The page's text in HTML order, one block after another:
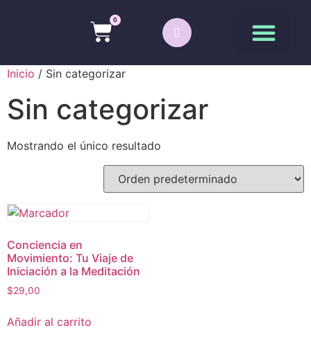
0
Inicio / Sin categorizar
Sin categorizar
Mostrando el único resultado
Conciencia en
Movimiento: Tu Viaje de
Iniciación a la Meditación
$29,00
Añadir al carrito